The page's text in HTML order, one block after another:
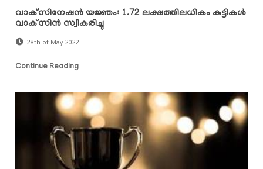
വാക്‌സിനേഷന്‍ യജ്ഞം: 1.72 ലക്ഷത്തിലധികം കുട്ടികള്‍
വാക്‌സിന്‍ സ്വീകരിച്ചു
28th of May 2022
Continue Reading